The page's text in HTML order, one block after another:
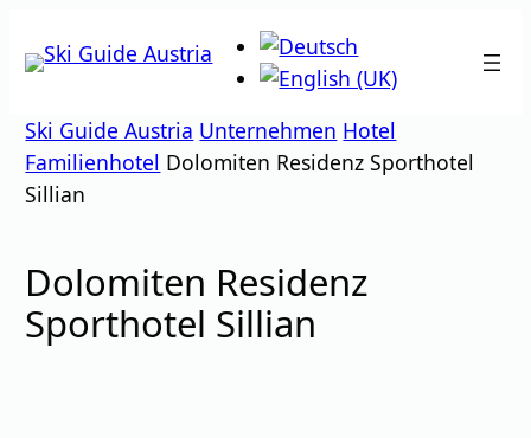
Inhalt
Ski Guide Austria Unternehmen Hotel
Familienhotel Dolomiten Residenz Sporthotel
Sillian
Dolomiten Residenz
Sporthotel Sillian